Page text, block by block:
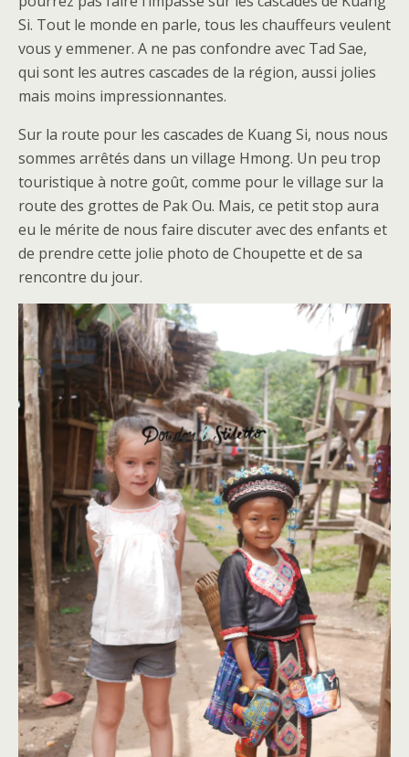
Si. Tout le monde en parle, tous les chauffeurs veulent
vous y emmener. A ne pas confondre avec Tad Sae,
qui sont les autres cascades de la région, aussi jolies
mais moins impressionnantes.
Sur la route pour les cascades de Kuang Si, nous nous
sommes arrêtés dans un village Hmong. Un peu trop
touristique à notre goût, comme pour le village sur la
route des grottes de Pak Ou. Mais, ce petit stop aura
eu le mérite de nous faire discuter avec des enfants et
de prendre cette jolie photo de Choupette et de sa
rencontre du jour.